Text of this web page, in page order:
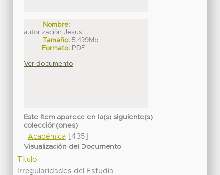
Nombre:
autorización Jesus ...
Tamaño: 5.499Mb
Formato: PDF
Ver documento
Este ítem aparece en la(s) siguiente(s)
colección(ones)
Académica[435]
Visualización del Documento
Título
Irregularidades del Estudio